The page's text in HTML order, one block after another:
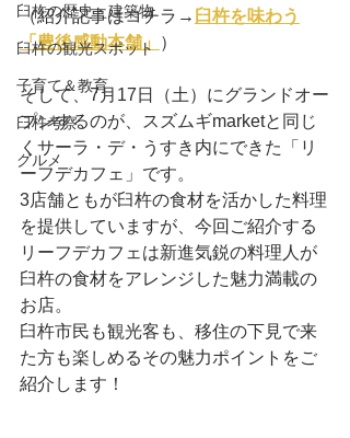
臼杵の歴史・建築物
臼杵の観光スポット
子育て＆教育
臼杵考察
グルメ
（紹介記事はコチラ→ 臼杵を味わう
「豊後感動本舗」
）
そして、7月17日（土）にグランドオー
プンするのが、スズムギmarketと同じ
くサーラ・デ・うすき内にできた「リ
ーフデカフェ」です。
3店舗ともが臼杵の食材を活かした料理
を提供していますが、今回ご紹介する
リーフデカフェは新進気鋭の料理人が
臼杵の食材をアレンジした魅力満載の
お店。
臼杵市民も観光客も、移住の下見で来
た方も楽しめるその魅力ポイントをご
紹介します！